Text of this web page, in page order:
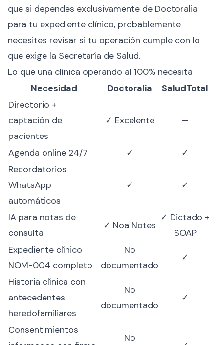
que si dependes exclusivamente de Doctoralia
para tu expediente clínico, probablemente
necesites revisar si tu operación cumple con lo
que exige la Secretaría de Salud.
Lo que una clínica operando al 100% necesita
Necesidad
Doctoralia
SaludTotal
Directorio +
captación de
pacientes
✓ Excelente —
Agenda online 24/7 ✓
✓
Recordatorios
WhatsApp
automáticos
✓ ✓
IA para notas de
consulta
✓ Noa Notes
✓ Dictado +
SOAP
Expediente clínico
NOM-004 completo
No
documentado
✓
Historia clínica con
antecedentes
heredofamiliares
No
documentado
✓
Consentimientos
No